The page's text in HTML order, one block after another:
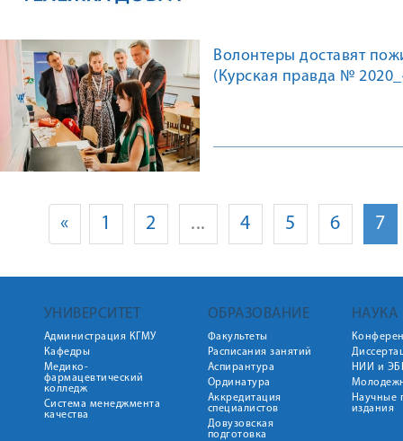
Волонтеры доставят
(Курская правда №
« 1 2 ... 4 5 6 7
УНИВЕРСИТЕТ
Администрация КГМУ
Кафедры
Медико-
фармацевтический
колледж
Система менеджмента
качества
ОБРАЗОВАНИЕ
Факультеты
Расписания занятий
Аспирантура
Ординатура
Аккредитация
специалистов
Довузовская
подготовка
НАУКА
НИИ и
Научные
издания